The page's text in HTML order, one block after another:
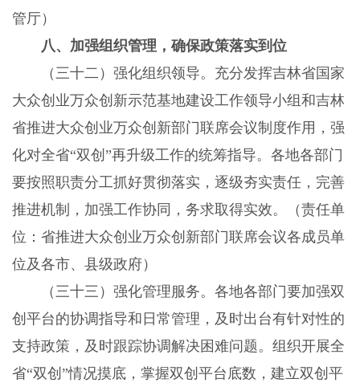
管厅）
八、加强组织管理，确保政策落实到位
（三十二）强化组织领导。充分发挥吉林省国家
大众创业万众创新示范基地建设工作领导小组和吉林
省推进大众创业万众创新部门联席会议制度作用，强
化对全省“双创”再升级工作的统筹指导。各地各部门
要按照职责分工抓好贯彻落实，逐级夯实责任，完善
推进机制，加强工作协同，务求取得实效。（责任单
位：省推进大众创业万众创新部门联席会议各成员单
位及各市、县级政府）
（三十三）强化管理服务。各地各部门要加强双
创平台的协调指导和日常管理，及时出台有针对性的
支持政策，及时跟踪协调解决困难问题。组织开展全
省“双创”情况摸底，掌握双创平台底数，建立双创平